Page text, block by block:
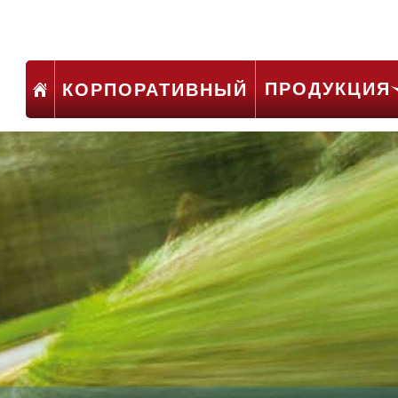
КОРПОРАТИВНЫЙ ПРОДУКЦИЯ